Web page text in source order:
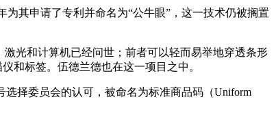
其申请了专利并命名为“公牛眼”，这一技术仍被搁置
光和计算机已经问世；前者可以轻而易举地穿透条形
和标签。伍德兰德也在这一项目之中。
择委员会的认可，被命名为标准商品码（Uniform